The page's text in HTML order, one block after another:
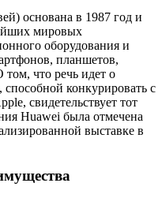
основана в 1987 год и
мировых
оборудования и
планшетов,
том, что речь идет о
конкурировать с
свидетельствует тот
Huawei была отмечена
выставке в